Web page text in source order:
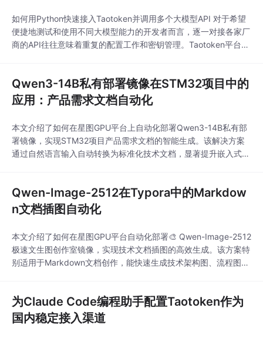
如何用Python快速接入Taotoken并调用多个大模型API 对于希望
便捷地测试和使用不同大模型能力的开发者而言，逐一对接各家厂
商的API往往意味着重复的配置工作和密钥管理。Taotoken平台通
变更来调用平台上不同的模型。 1. 准备工作：获取API Key
Qwen3-14B私有部署镜像在STM32项目中的
应用：产品需求文档自动化
本文介绍了如何在星图GPU平台上自动化部署Qwen3-14B私有部
署镜像，实现STM32项目产品需求文档的智能生成。该解决方案
通过自然语言输入自动转换为标准化技术文档，显著提升嵌入式开
Qwen-Image-2512在Typora中的Markdow
n文档插图自动化
本文介绍了如何在星图GPU平台自动化部署🎨 Qwen-Image-2512
极速文生图创作室镜像，实现技术文档插图的高效生成。该方案特
别适用于Markdown文档创作，能快速生成技术架构图、流程图等
为Claude Code编程助手配置Taotoken作为
国内稳定接入渠道